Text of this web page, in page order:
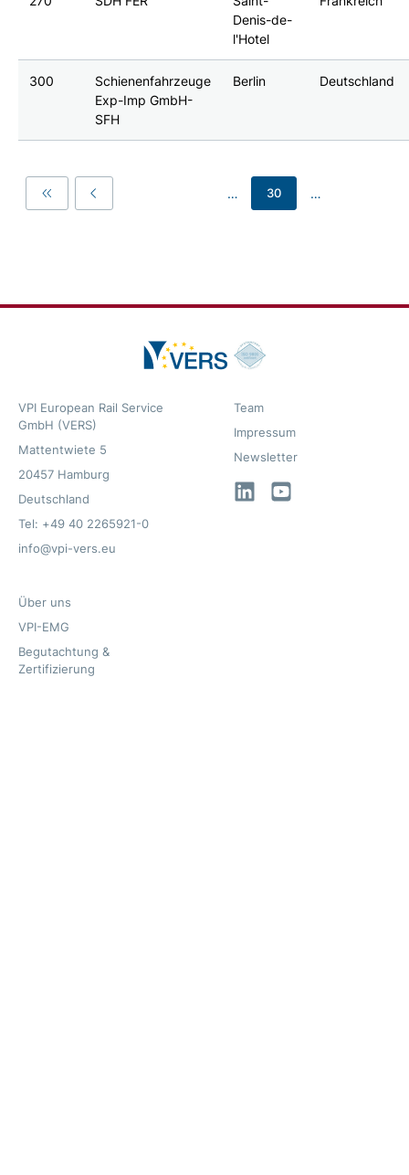
Denis-de-
l'Hotel
300
Schienenfahrzeuge
Exp-Imp GmbH-
SFH
Berlin Deutschland
First Previous
… 30 …
VPI European Rail Service
GmbH (VERS)
Mattentwiete 5
20457 Hamburg
Deutschland
Tel: +49 40 2265921-0
info@vpi-vers.eu
Team
Impressum
Newsletter
LinkedInYouTube
Über uns
VPI-EMG
Begutachtung &
Zertifizierung